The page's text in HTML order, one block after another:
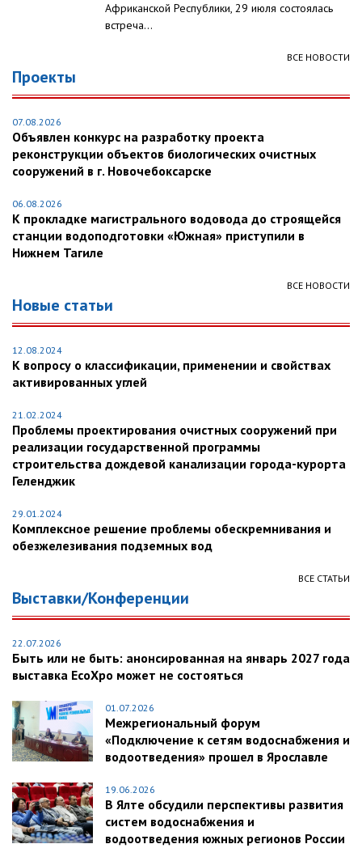
Африканской Республики, 29 июля состоялась
встреча...
ВСЕ НОВОСТИ
Проекты
07.08.2026
Объявлен конкурс на разработку проекта
реконструкции объектов биологических очистных
сооружений в г. Новочебоксарске
06.08.2026
К прокладке магистрального водовода до строящейся
станции водоподготовки «Южная» приступили в
Нижнем Тагиле
ВСЕ НОВОСТИ
Новые статьи
12.08.2024
К вопросу о классификации, применении и свойствах
активированных углей
21.02.2024
Проблемы проектирования очистных сооружений при
реализации государственной программы
строительства дождевой канализации города-курорта
Геленджик
29.01.2024
Комплексное решение проблемы обескремнивания и
обезжелезивания подземных вод
ВСЕ СТАТЬИ
Выставки/Конференции
22.07.2026
Быть или не быть: анонсированная на январь 2027 года
выставка EcoXpo может не состояться
01.07.2026
Межрегиональный форум
«Подключение к сетям водоснабжения и
водоотведения» прошел в Ярославле
19.06.2026
В Ялте обсудили перспективы развития
систем водоснабжения и
водоотведения южных регионов России